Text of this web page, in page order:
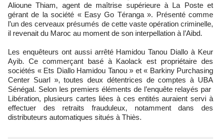
Alioune Thiam, agent de maîtrise supérieure à La Poste et
gérant de la société « Easy Go Téranga ». Présenté comme
l’un des cerveaux présumés de cette vaste opération criminelle,
il revenait du Maroc au moment de son interpellation à l’Aibd.
Les enquêteurs ont aussi arrêté Hamidou Tanou Diallo à Keur
Ayib. Ce commerçant basé à Kaolack est propriétaire des
sociétés « Ets Diallo Hamidou Tanou » et « Barkiny Purchasing
Center Suarl », toutes deux détentrices de comptes à UBA
Sénégal. Selon les premiers éléments de l’enquête relayés par
Libération, plusieurs cartes liées à ces entités auraient servi à
effectuer des retraits frauduleux, notamment dans des
distributeurs automatiques situés à Thiès.